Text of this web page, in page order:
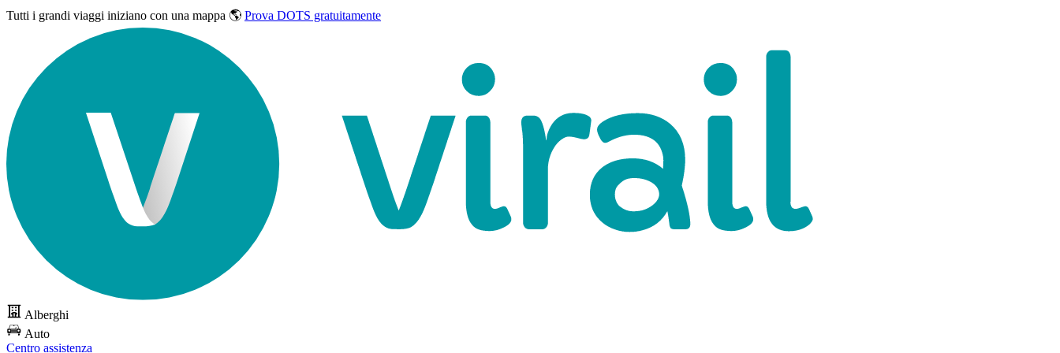
Tutti i grandi viaggi iniziano con una mappa 🌎 Prova DOTS gratuitamente
Alberghi
Auto
Centro assistenza